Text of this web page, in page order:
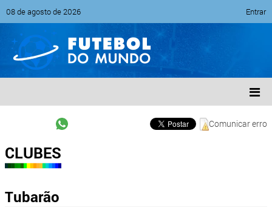
08 de agosto de 2026 Entrar
Comunicar erro
CLUBES
Tubarão